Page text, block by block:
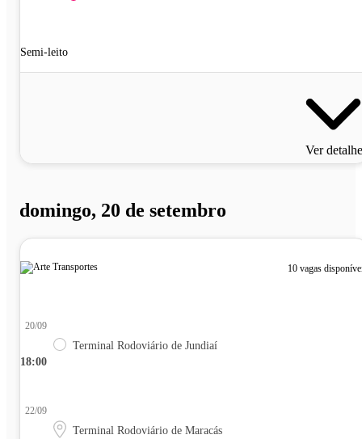
Semi-leito
Ver
domingo, 20 de setembro
10 vagas
18:00
20/09
Terminal Rodoviário de Jundiaí
22/09
Terminal Rodoviário de Maracás